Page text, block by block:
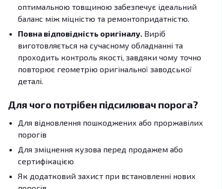
оптимальною товщиною забезпечує ідеальний
баланс між міцністю та ремонтопридатністю.
Повна відповідність оригіналу. Виріб
виготовляється на сучасному обладнанні та
проходить контроль якості, завдяки чому точно
повторює геометрію оригінальної заводської
деталі.
Для чого потрібен підсилювач порога?
Для відновлення пошкоджених або проржавілих
порогів
Для зміцнення кузова перед продажем або
сертифікацією
Як додатковий захист при встановленні нових